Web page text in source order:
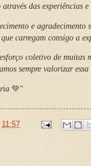
das experiências e
e
carregam consigo a
coletivo de muitas
sempre valorizar
💚"
11:57